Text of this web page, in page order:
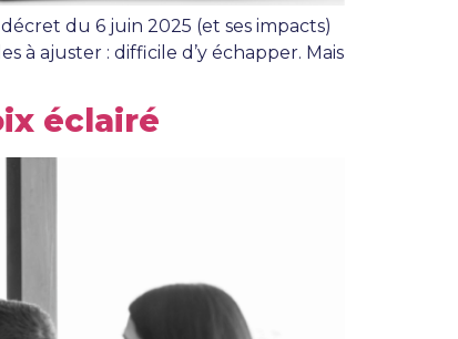
du 6 juin 2025 (et ses impacts)
à ajuster : difficile d’y échapper. Mais
éclairé